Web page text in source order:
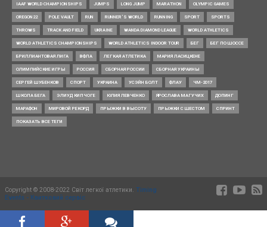
IAAF WORLD CHAMPIONSHIPS JUMPS LONG JUMP MARATHON OLYMPIC GAMES
OREGON22 POLE VAULT RUN RUNNER’S WORLD RUNNING SPORT SPORTS
THROWS TRACK AND FIELD UKRAINE WANDA DIAMOND LEAGUE WORLD ATHLETICS
WORLD ATHLETICS CHAMPIONSHIPS WORLD ATHLETICS INDOOR TOUR БЕГ БЕГ ПО ШОССЕ
БРИЛЛИАНТОВАЯ ЛИГА ВФЛА ЛЕГКАЯ АТЛЕТИКА МАРИЯ ЛАСИЦКЕНЕ
ОЛИМПИЙСКИЕ ИГРЫ РОССИЯ СБОРНАЯ РОССИИ СБОРНАЯ УКРАИНЫ
СЕРГЕЙ ШУБЕНКОВ СПОРТ УКРАИНА УСЭЙН БОЛТ ФЛАУ ЧМ-2017
ШКОЛА БЕГА ЭЛИУД КИПЧОГЕ ЮЛИЯ ЛЕВЧЕНКО ЯРОСЛАВА МАГУЧИХ ДОПИНГ
МАРАФОН МИРОВОЙ РЕКОРД ПРЫЖКИ В ВЫСОТУ ПРЫЖКИ С ШЕСТОМ СПРИНТ
ПОКАЗАТЬ ВСЕ ТЕГИ
Copyright © 2008-2022 Світ легкої атлетики. Timing
Events - Квитковий сервіс